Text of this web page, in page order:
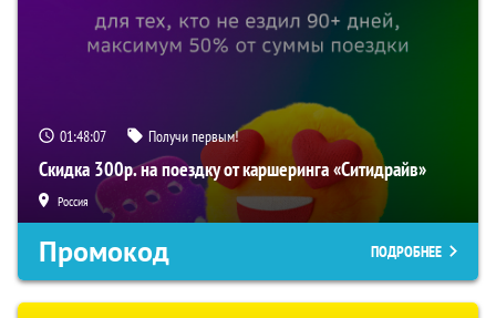
01:48:06 Получи первым!
Скидка 300р. на поездку от каршеринга «Ситидрайв»
Россия
Промокод ПОДРОБНЕЕ